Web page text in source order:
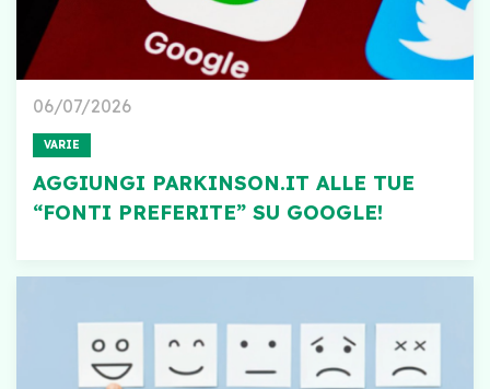
06/07/2026
VARIE
AGGIUNGI PARKINSON.IT ALLE TUE
“FONTI PREFERITE” SU GOOGLE!